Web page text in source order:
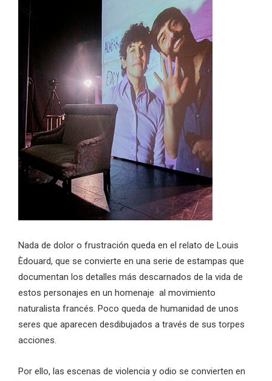
Nada de dolor o frustración queda en el relato de Louis
Èdouard, que se convierte en una serie de estampas que
documentan los detalles más descarnados de la vida de
estos personajes en un homenaje al movimiento
naturalista francés. Poco queda de humanidad de unos
seres que aparecen desdibujados a través de sus torpes
acciones.
Por ello, las escenas de violencia y odio se convierten en